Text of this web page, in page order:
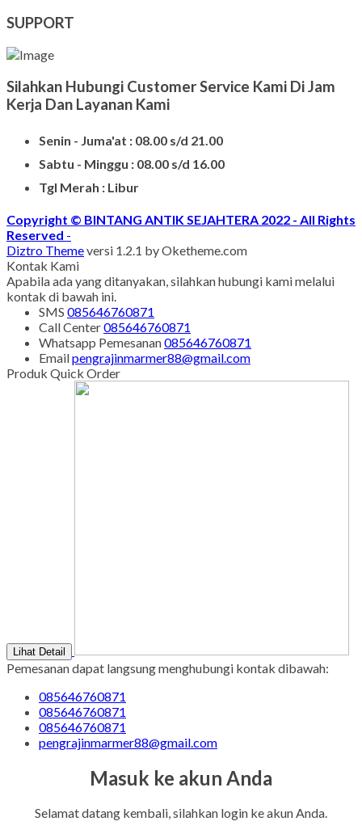
SUPPORT
Silahkan Hubungi Customer Service Kami Di Jam
Kerja Dan Layanan Kami
Senin - Juma'at : 08.00 s/d 21.00
Sabtu - Minggu : 08.00 s/d 16.00
Tgl Merah : Libur
Copyright © BINTANG ANTIK SEJAHTERA 2022 - All Rights
Reserved -
Diztro Themeversi 1.2.1 by Oketheme.com
Kontak Kami
Apabila ada yang ditanyakan, silahkan hubungi kami melalui
kontak di bawah ini.
SMS 085646760871
Call Center085646760871
Whatsapp Pemesanan085646760871
Emailpengrajinmarmer88@gmail.com
Produk Quick Order
Lihat Detail
Pemesanan dapat langsung menghubungi kontak dibawah:
085646760871
085646760871
085646760871
pengrajinmarmer88@gmail.com
Masuk ke akun Anda
Selamat datang kembali, silahkan login ke akun Anda.